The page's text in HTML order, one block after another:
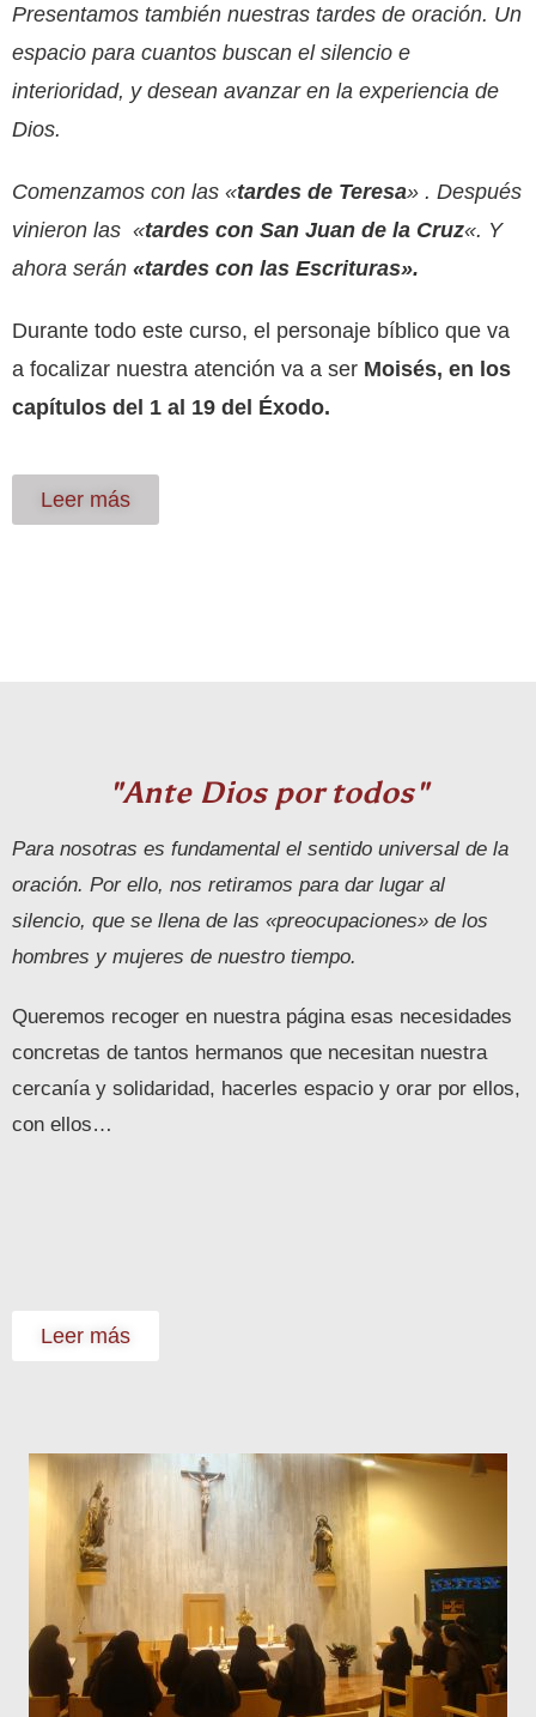
Presentamos también nuestras tardes de oración. Un
espacio para cuantos buscan el silencio e
interioridad, y desean avanzar en la experiencia de
Dios.
Comenzamos con las «tardes de Teresa» . Después
vinieron las «tardes con San Juan de la Cruz«. Y
ahora serán «tardes con las Escrituras».
Durante todo este curso, el personaje bíblico que va
a focalizar nuestra atención va a ser Moisés, en los
capítulos del 1 al 19 del Éxodo.
Leer más
"Ante Dios por todos"
Para nosotras es fundamental el sentido universal de la
oración. Por ello, nos retiramos para dar lugar al
silencio, que se llena de las «preocupaciones» de los
hombres y mujeres de nuestro tiempo.
Queremos recoger en nuestra página esas necesidades
concretas de tantos hermanos que necesitan nuestra
cercanía y solidaridad, hacerles espacio y orar por ellos,
con ellos…
Leer más